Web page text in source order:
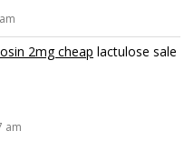
2mg cheap lactulose sale
am